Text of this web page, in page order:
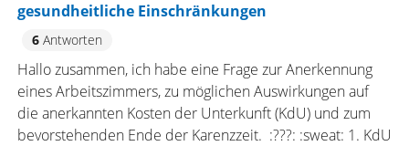
gesundheitliche Einschränkungen
6Antworten
Hallo zusammen, ich habe eine Frage zur Anerkennung
eines Arbeitszimmers, zu möglichen Auswirkungen auf
die anerkannten Kosten der Unterkunft (KdU) und zum
bevorstehenden Ende der Karenzzeit. :???: :sweat: 1. KdU